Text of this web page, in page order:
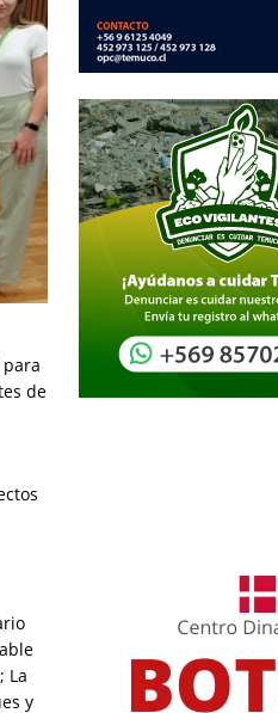
de
La
y